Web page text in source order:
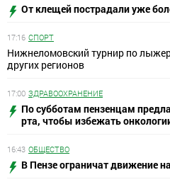
От клещей пострадали уже
17:16 СПОРТ
Нижнеломовский турнир по
других регионов
17:00 ЗДРАВООХРАНЕНИЕ
По субботам пензенцам
рта, чтобы избежать
16:43 ОБЩЕСТВО
В Пензе ограничат движение